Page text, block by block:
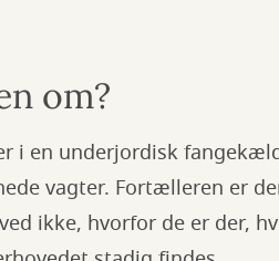
om?
i en underjordisk
vagter. Fortælleren er
ikke, hvorfor de er der,